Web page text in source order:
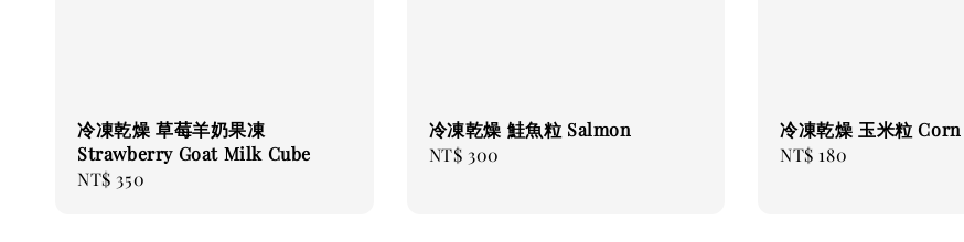
冷凍乾燥 草莓羊奶果凍
Strawberry Goat Milk Cube
Regular
NT$ 350
冷凍乾燥 鮭魚粒 Salmon
Regular
NT$ 300
冷凍乾燥 玉米粒 Corn
Regular
NT$ 180